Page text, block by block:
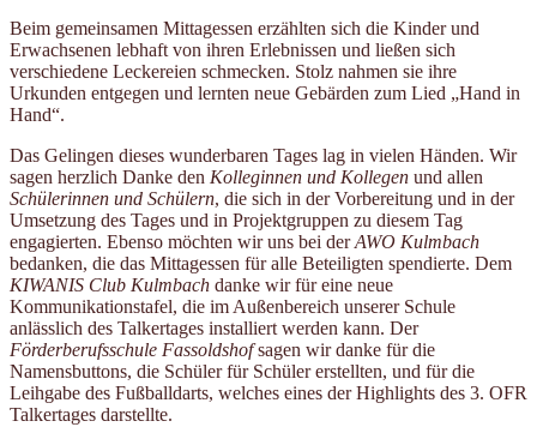
Beim gemeinsamen Mittagessen erzählten sich die Kinder und
Erwachsenen lebhaft von ihren Erlebnissen und ließen sich
verschiedene Leckereien schmecken. Stolz nahmen sie ihre
Urkunden entgegen und lernten neue Gebärden zum Lied „Hand in
Hand“.
Das Gelingen dieses wunderbaren Tages lag in vielen Händen. Wir
sagen herzlich Danke den Kolleginnen und Kollegen und allen
Schülerinnen und Schülern, die sich in der Vorbereitung und in der
Umsetzung des Tages und in Projektgruppen zu diesem Tag
engagierten. Ebenso möchten wir uns bei derAWO Kulmbach
bedanken, die das Mittagessen für alle Beteiligten spendierte. Dem
KIWANIS Club Kulmbach danke wir für eine neue
Kommunikationstafel, die im Außenbereich unserer Schule
anlässlich des Talkertages installiert werden kann. Der
Förderberufsschule Fassoldshofsagen wir danke für die
Namensbuttons, die Schüler für Schüler erstellten, und für die
Leihgabe des Fußballdarts, welches eines der Highlights des 3. OFR
Talkertages darstellte.